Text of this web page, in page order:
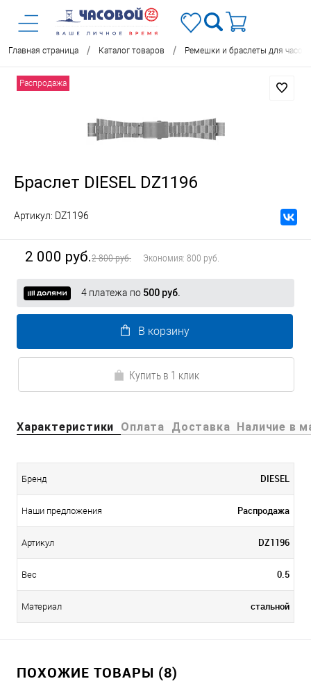
Главная страница / Каталог товаров / Ремешки и браслеты для часов
Распродажа
Браслет DIESEL DZ1196
Артикул: DZ1196
2 800 руб. Экономия: 800 руб.
2 000 руб.
4 платежа по 500 руб.
В корзину
Купить в 1 клик
Характеристики Оплата Доставка Наличие в
Бренд DIESEL
Наши предложения Распродажа
Артикул DZ1196
Вес 0.5
Материал стальной
ПОХОЖИЕ ТОВАРЫ (8)